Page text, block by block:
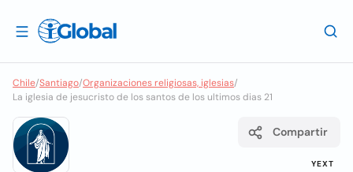
Chile/Santiago/Organizaciones religiosas, iglesias/
La iglesia de jesucristo de los santos de los ultimos dias 21
YEXT
Compartir